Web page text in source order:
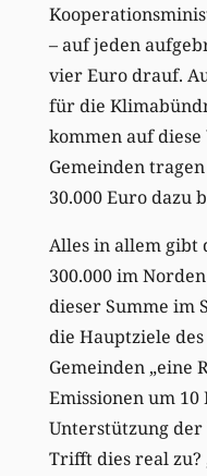
– auf jeden
vier Euro drauf.
für die
kommen auf diese
Gemeinden
30.000 Euro dazu
Alles in allem gibt
300.000 im
dieser Summe im
die Hauptziele
Gemeinden „eine
Emissionen um
Unterstützung der
Trifft dies real zu?